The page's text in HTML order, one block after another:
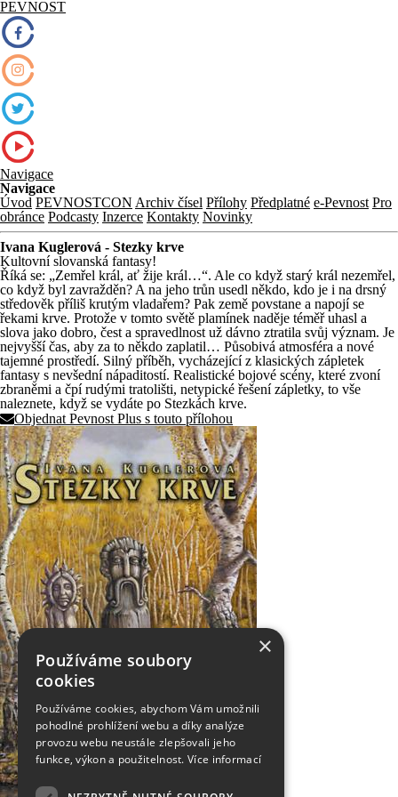
PEVNOST
Navigace
Navigace
Úvod PEVNOSTCON Archiv čísel Přílohy Předplatné e-Pevnost Pro
obránce Podcasty Inzerce Kontakty Novinky
Ivana Kuglerová - Stezky krve
Kultovní slovanská fantasy!
Říká se: „Zemřel král, ať žije král…“. Ale co když starý král nezemřel,
co když byl zavražděn? A na jeho trůn usedl někdo, kdo je i na drsný
středověk příliš krutým vladařem? Pak země povstane a napojí se
řekami krve. Protože v tomto světě plamínek naděje téměř uhasl a
slova jako dobro, čest a spravedlnost už dávno ztratila svůj význam. Je
nejvyšší čas, aby za to někdo zaplatil… Působivá atmosféra a nové
tajemné prostředí. Silný příběh, vycházející z klasických zápletek
fantasy s nevšední nápaditostí. Realistické bojové scény, které zvoní
zbraněmi a čpí rudými tratolišti, netypické řešení zápletky, to vše
naleznete, když se vydáte po Stezkách krve.
Objednat Pevnost Plus s touto přílohou
×
Používáme soubory
cookies
Používáme cookies, abychom Vám umožnili
pohodlné prohlížení webu a díky analýze
provozu webu neustále zlepšovali jeho
funkce, výkon a použitelnost.Více informací